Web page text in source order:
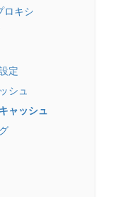
ロキシ
定
シュ
ャッシュ